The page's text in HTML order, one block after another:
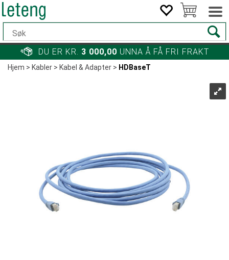
DU ER KR. 3 000,00 UNNA Å FÅ FRI FRAKT
Hjem>Kabler>Kabel & Adapter> HDBaseT